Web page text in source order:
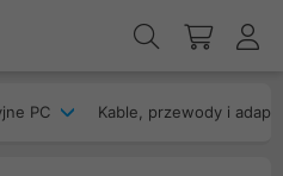
PC Kable, przewody i